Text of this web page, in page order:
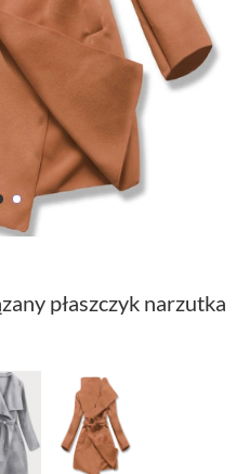
płaszczyk narzutka